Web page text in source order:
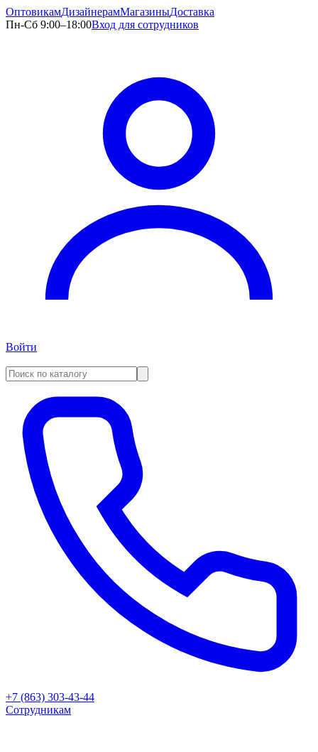
ОптовикамДизайнерамМагазиныДоставка
Пн-Сб 9:00–18:00Вход для сотрудников
Войти
+7 (863) 303-43-44
Сотрудникам